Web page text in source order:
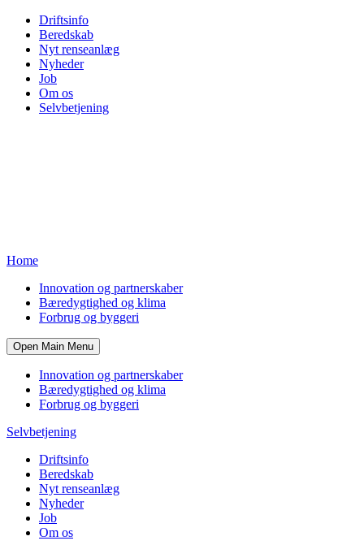
Driftsinfo
Beredskab
Nyt renseanlæg
Nyheder
Job
Om os
Selvbetjening
Home
Innovation og partnerskaber
Bæredygtighed og klima
Forbrug og byggeri
Open Main Menu
Innovation og partnerskaber
Bæredygtighed og klima
Forbrug og byggeri
Selvbetjening
Driftsinfo
Beredskab
Nyt renseanlæg
Nyheder
Job
Om os